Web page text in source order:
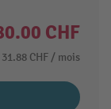
CHF
31.88 CHF / mois